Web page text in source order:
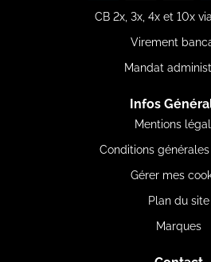
CB 2x, 3x, 4x et 10x via
Virement
Mandat
Infos
Mentions
Conditions
Gérer mes
Plan du site
Marques